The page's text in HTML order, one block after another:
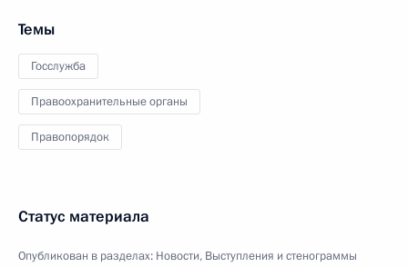
Темы
Госслужба
Правоохранительные органы
Правопорядок
Статус материала
Опубликован в разделах: Новости, Выступления и стенограммы